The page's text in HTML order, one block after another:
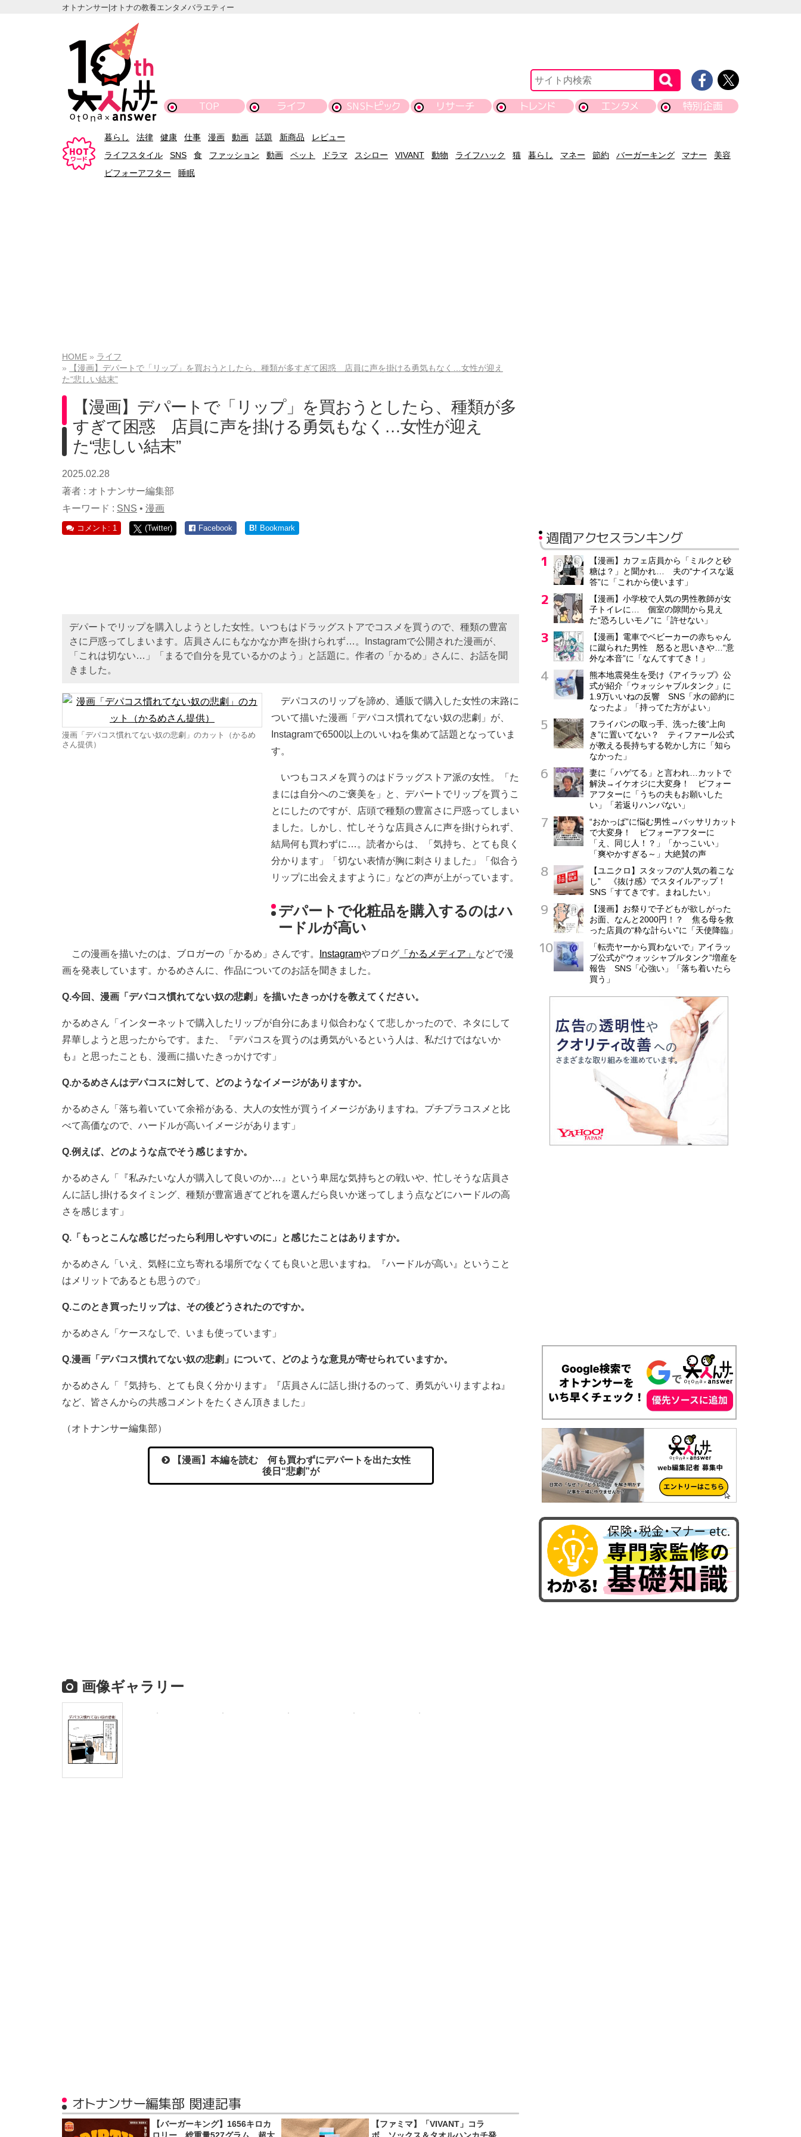
オトナンサー|オトナの教養エンタメバラエティー
TOP ライフ SNSトピック リサーチ トレンド エンタメ 特別企画
暮らし 法律 健康 仕事 漫画 動画 話題 新商品
レビュー
ライフスタイル
SNS 食 ファッション 動画 ペット ドラマ スシロー VIVANT 動物 ライフハック 猫 暮らし マネー 節約 バーガーキング マナー
美容
ビフォーアフター
睡眠
HOME
ライフ
【漫画】デパートで「リップ」を買おうとしたら、種類が多すぎて困惑 店員に声を掛ける勇気もなく…女性が迎え
た“悲しい結末”
【漫画】デパートで「リップ」を買おうとしたら、種類が多
すぎて困惑 店員に声を掛ける勇気もなく…女性が迎え
た“悲しい結末”
2025.02.28
著者 : オトナンサー編集部
キーワード : SNS • 漫画
コメント: 1 (Twitter) Facebook B! Bookmark
デパートでリップを購入しようとした女性。いつもはドラッグストアでコスメを買うので、種類の豊富
さに戸惑ってしまいます。店員さんにもなかなか声を掛けられず…。Instagramで公開された漫画が、
「これは切ない…」「まるで自分を見ているかのよう」と話題に。作者の「かるめ」さんに、お話を聞
きました。
漫画「デパコス慣れてない奴の悲劇」のカット（かるめ
さん提供）
デパコスのリップを諦め、通販で購入した女性の末路に
ついて描いた漫画「デパコス慣れてない奴の悲劇」が、
Instagramで6500以上のいいねを集めて話題となっていま
す。
いつもコスメを買うのはドラッグストア派の女性。「た
まには自分へのご褒美を」と、デパートでリップを買うこ
とにしたのですが、店頭で種類の豊富さに戸惑ってしまい
ました。しかし、忙しそうな店員さんに声を掛けられず、
結局何も買わずに…。読者からは、「気持ち、とても良く
分かります」「切ない表情が胸に刺さりました」「似合う
リップに出会えますように」などの声が上がっています。
デパートで化粧品を購入するのはハ
ードルが高い
この漫画を描いたのは、ブロガーの「かるめ」さんです。 Instagramやブログ 「かるメディア」 などで漫
画を発表しています。かるめさんに、作品についてのお話を聞きました。
Q.今回、漫画「デパコス慣れてない奴の悲劇」を描いたきっかけを教えてください。
かるめさん「インターネットで購入したリップが自分にあまり似合わなくて悲しかったので、ネタにして
昇華しようと思ったからです。また、『デパコスを買うのは勇気がいるという人は、私だけではないか
も』と思ったことも、漫画に描いたきっかけです」
Q.かるめさんはデパコスに対して、どのようなイメージがありますか。
かるめさん「落ち着いていて余裕がある、大人の女性が買うイメージがありますね。プチプラコスメと比
べて高価なので、ハードルが高いイメージがあります」
Q.例えば、どのような点でそう感じますか。
かるめさん「『私みたいな人が購入して良いのか…』という卑屈な気持ちとの戦いや、忙しそうな店員さ
んに話し掛けるタイミング、種類が豊富過ぎてどれを選んだら良いか迷ってしまう点などにハードルの高
さを感じます」
Q.「もっとこんな感じだったら利用しやすいのに」と感じたことはありますか。
かるめさん「いえ、気軽に立ち寄れる場所でなくても良いと思いますね。『ハードルが高い』ということ
はメリットであるとも思うので」
Q.このとき買ったリップは、その後どうされたのですか。
かるめさん「ケースなしで、いまも使っています」
Q.漫画「デパコス慣れてない奴の悲劇」について、どのような意見が寄せられていますか。
かるめさん「『気持ち、とても良く分かります』『店員さんに話し掛けるのって、勇気がいりますよね』
など、皆さんからの共感コメントをたくさん頂きました」
（オトナンサー編集部）
【漫画】本編を読む 何も買わずにデパートを出た女性
後日“悲劇”が
画像ギャラリー
オトナンサー編集部 関連記事
【バーガーキング】1656キロカ
【ファミマ】「VIVANT」コラ
週間アクセスランキング
【漫画】カフェ店員から「ミルクと砂
糖は？」と聞かれ… 夫の“ナイスな返
答”に「これから使います」
【漫画】小学校で人気の男性教師が女
子トイレに… 個室の隙間から見え
た“恐ろしいモノ”に「許せない」
【漫画】電車でベビーカーの赤ちゃん
に蹴られた男性 怒ると思いきや…“意
外な本音”に「なんてすてき！」
熊本地震発生を受け《アイラップ》公
式が紹介「ウォッシャブルタンク」に
1.9万いいねの反響 SNS「水の節約に
なったよ」「持ってた方がよい」
フライパンの取っ手、洗った後“上向
き”に置いてない？ ティファール公式
が教える長持ちする乾かし方に「知ら
なかった」
妻に「ハゲてる」と言われ…カットで
解決→イケオジに大変身！ ビフォー
アフターに「うちの夫もお願いした
い」「若返りハンパない」
“おかっぱ”に悩む男性→バッサリカット
で大変身！ ビフォーアフターに
「え、同じ人！？」「かっこいい」
「爽やかすぎる～」大絶賛の声
【ユニクロ】スタッフの“人気の着こな
し” 《抜け感》でスタイルアップ！
SNS「すてきです。まねしたい」
【漫画】お祭りで子どもが欲しがった
お面、なんと2000円！？ 焦る母を救
った店員の“粋な計らい”に「天使降臨」
「転売ヤーから買わないで」アイラッ
プ公式が“ウォッシャブルタンク”増産を
報告 SNS「心強い」「落ち着いたら
買う」